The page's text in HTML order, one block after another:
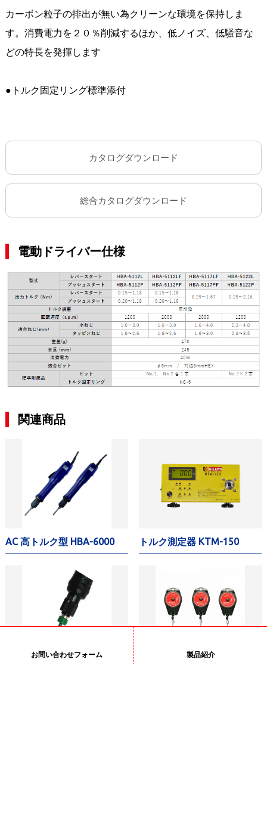
カーボン粒子の排出が無い為クリーンな環境を保持しま
す。消費電力を２０％削減するほか、低ノイズ、低騒音な
どの特長を発揮します
●トルク固定リング標準添付
カタログダウンロード
総合カタログダウンロード
電動ドライバー仕様
関連商品
AC 高トルク型 HBA-6000 トルク測定器 KTM-150
お問い合わせフォーム 製品紹介